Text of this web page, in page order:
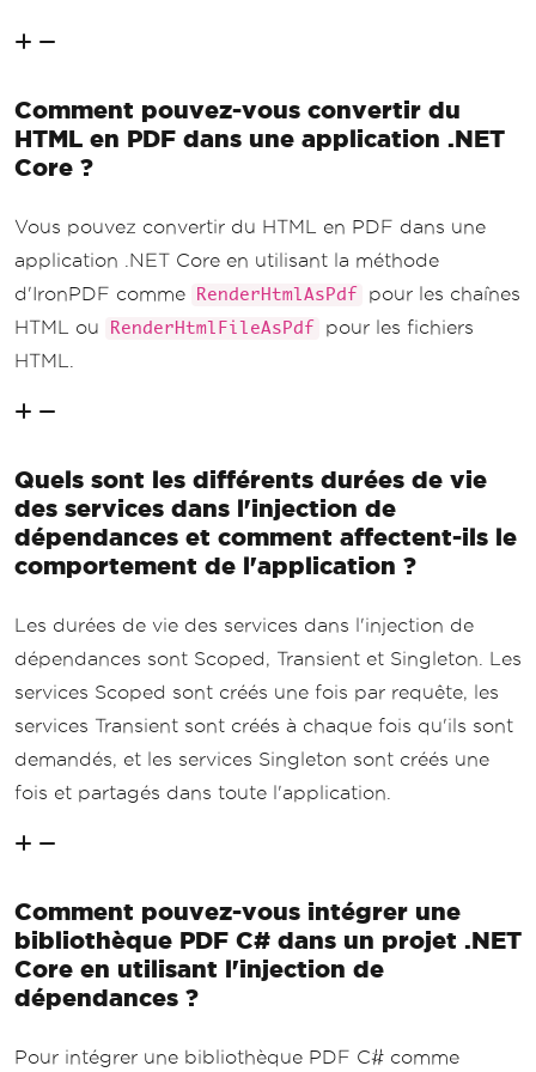
Comment pouvez-vous convertir du
HTML en PDF dans une application .NET
Core ?
Vous pouvez convertir du HTML en PDF dans une
application .NET Core en utilisant la méthode
d'IronPDF comme
RenderHtmlAsPdf
pour les chaînes
HTML ou
RenderHtmlFileAsPdf
pour les fichiers
HTML.
Quels sont les différents durées de vie
des services dans l'injection de
dépendances et comment affectent-ils le
comportement de l'application ?
Les durées de vie des services dans l'injection de
dépendances sont Scoped, Transient et Singleton. Les
services Scoped sont créés une fois par requête, les
services Transient sont créés à chaque fois qu'ils sont
demandés, et les services Singleton sont créés une
fois et partagés dans toute l'application.
Comment pouvez-vous intégrer une
bibliothèque PDF C# dans un projet .NET
Core en utilisant l'injection de
dépendances ?
Pour intégrer une bibliothèque PDF C# comme